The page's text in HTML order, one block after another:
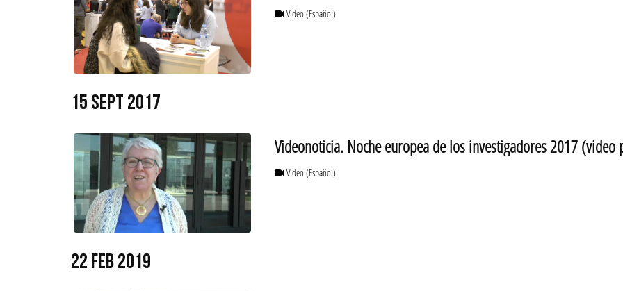
Vídeo(Español)
15 SEPT 2017
Videonoticia. Noche europea de los investigadores 2017
Vídeo(Español)
22 FEB 2019